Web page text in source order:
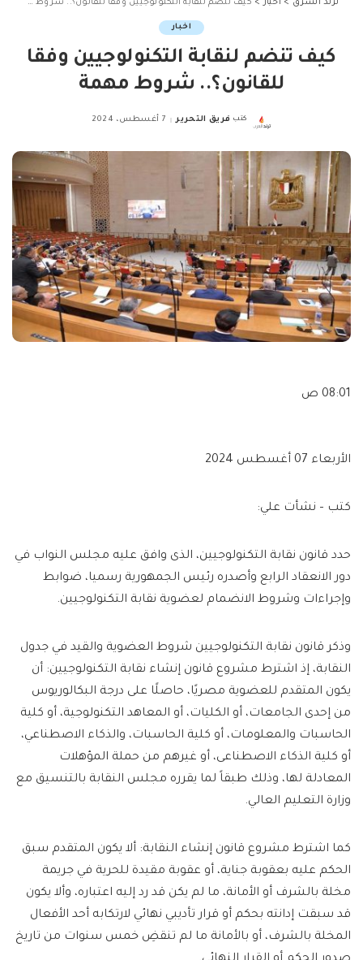
ترند الشرق > اخبار > كيف تنضم لنقابة التكنولوجيين وفقا للقانون؟.. شروط مهمة
اخبار
كيف تنضم لنقابة التكنولوجيين وفقا
للقانون؟.. شروط مهمة
Posted
كتب فريق التحرير 7 أغسطس، 2024
08:01 ص
الأربعاء 07 أغسطس 2024
كتب – نشأت علي:
حدد قانون نقابة التكنولوجيين، الذى وافق عليه مجلس النواب في
دور الانعقاد الرابع وأصدره رئيس الجمهورية رسميا، ضوابط
وإجراءات وشروط الانضمام لعضوية نقابة التكنولوجيين.
وذكر قانون نقابة التكنولوجيين شروط العضوية والقيد في جدول
النقابة، إذ اشترط مشروع قانون إنشاء نقابة التكنولوجيين: أن
يكون المتقدم للعضوية مصريًا، حاصلًا على درجة البكالوريوس
من إحدى الجامعات، أو الكليات، أو المعاهد التكنولوجية، أو كلية
الحاسبات والمعلومات، أو كلية الحاسبات، والذكاء الاصطناعي،
أو كلية الذكاء الاصطناعى، أو غيرهم من حملة المؤهلات
المعادلة لها، وذلك طبقاً لما يقرره مجلس النقابة بالتنسيق مع
وزارة التعليم العالي.
كما اشترط مشروع قانون إنشاء النقابة: ألا يكون المتقدم سبق
الحكم عليه بعقوبة جناية، أو عقوبة مقيدة للحرية في جريمة
مخلة بالشرف أو الأمانة، ما لم يكن قد رد إليه اعتباره، وألا يكون
قد سبقت إدانته بحكم أو قرار تأديبي نهائي لارتكابه أحد الأفعال
المخلة بالشرف، أو بالأمانة ما لم تنقضِ خمس سنوات من تاريخ